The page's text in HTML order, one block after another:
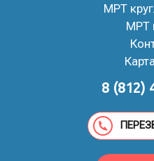
МРТ
МРТ
8 (812)